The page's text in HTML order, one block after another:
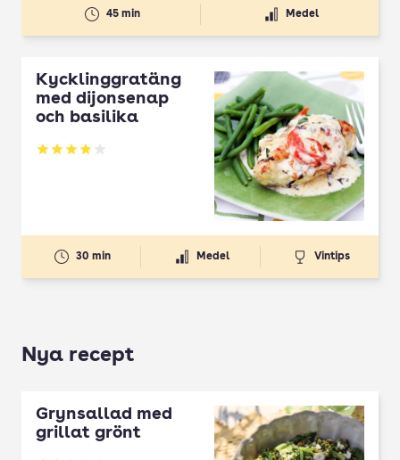
45 min Medel
Kycklinggratäng
med dijonsenap
och basilika
Betyg: 3.92 av 5
30 min Medel Vintips
Nya recept
Grynsallad med
grillat grönt